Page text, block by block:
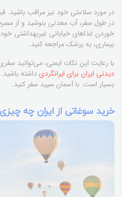
در مورد سلامتی خود نیز مراقب باشید.
در طول سفر، آب معدنی بنوشید و از
خوردن غذاهای خیابانی غیربهداشتی
بیماری، به پزشک مراجعه کنید.
با رعایت این نکات ایمنی، می‌توانید
دیدنی ایران برای ایرانگردی داشته باشید.
بسیار است. با آسمان سپید سفر کنید.
خرید سوغاتی از ایران چه چیزی